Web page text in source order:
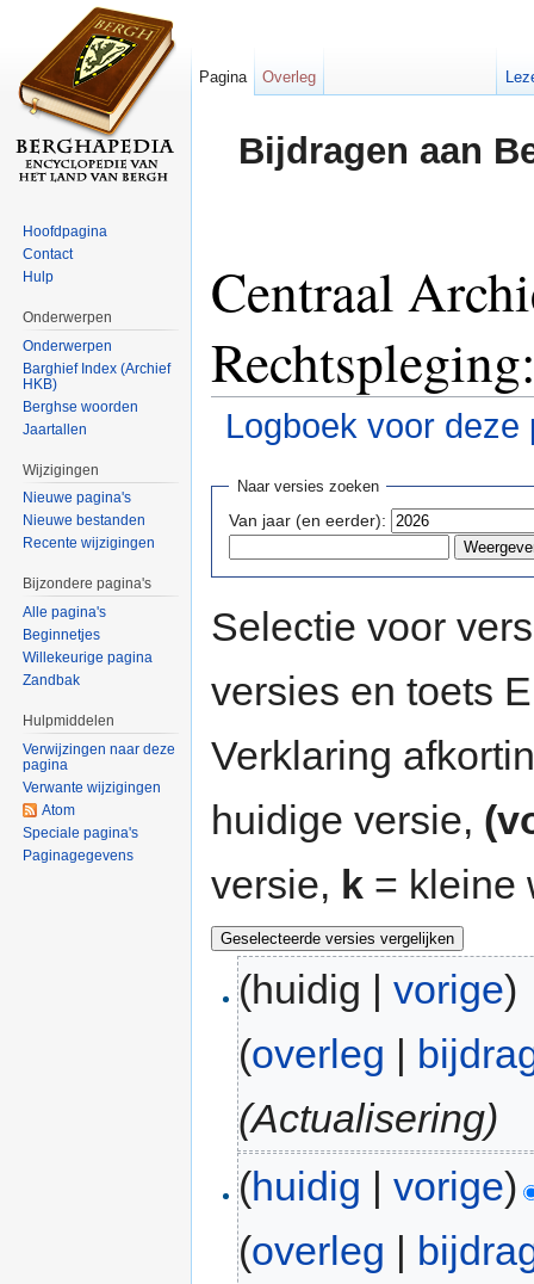
Bijdragen aan
Centraal
Logboek voor deze
Naar versies zoeken
Van jaar (en eerder):
Selectie voor
versies en toets
Verklaring
huidige versie,
versie, k = kleine
(huidig |vorige)
(overleg |
(Actualisering)
(huidig |vorige)
(overleg
Pagina Overleg
Hoofdpagina
Contact
Hulp
Onderwerpen
Onderwerpen
Barghief Index (Archief
HKB)
Berghse woorden
Jaartallen
Wijzigingen
Nieuwe pagina's
Nieuwe bestanden
Recente wijzigingen
Bijzondere pagina's
Alle pagina's
Beginnetjes
Willekeurige pagina
Zandbak
Hulpmiddelen
Verwijzingen naar deze
pagina
Verwante wijzigingen
Atom
Speciale pagina's
Paginagegevens